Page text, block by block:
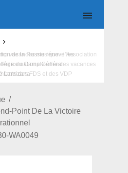
de la Russie rénove les
du Camp Général
Lamizana
Point De La Victoire
WA0049